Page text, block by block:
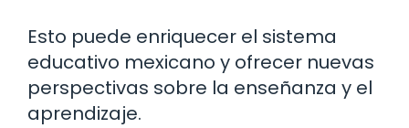
Esto puede enriquecer el sistema
educativo mexicano y ofrecer nuevas
perspectivas sobre la enseñanza y el
aprendizaje.